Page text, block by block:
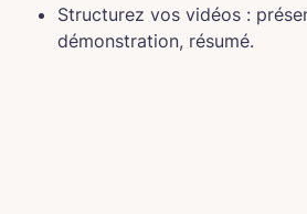
Structurez vos vidéos :
démonstration, résumé.